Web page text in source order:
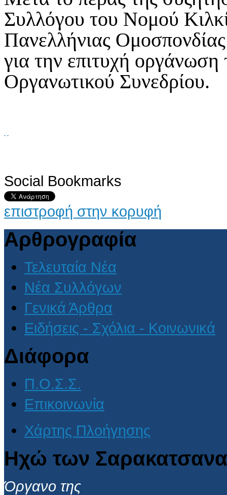
Συλλόγου του Νομού
Πανελλήνιας
για την επιτυχή
Οργανωτικού Συνεδρίου.
AdmirorGallery 4.5.0, author/s Vasiljevski& Kekeljevic
Social Bookmarks
επιστροφή στην κορυφή
Αρθρογραφία
Τελευταία Νέα
Νέα Συλλόγων
Γενικά Άρθρα
Ειδήσεις - Σχόλια - Κοινωνικά
Διάφορα
Π.Ο.Σ.Σ.
Επικοινωνία
Χάρτης Πλοήγησης
Ηχώ των
Όργανο της